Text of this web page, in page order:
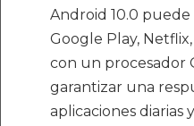
Android 10.0
Google Play,
con un procesador
garantizar una
aplicaciones